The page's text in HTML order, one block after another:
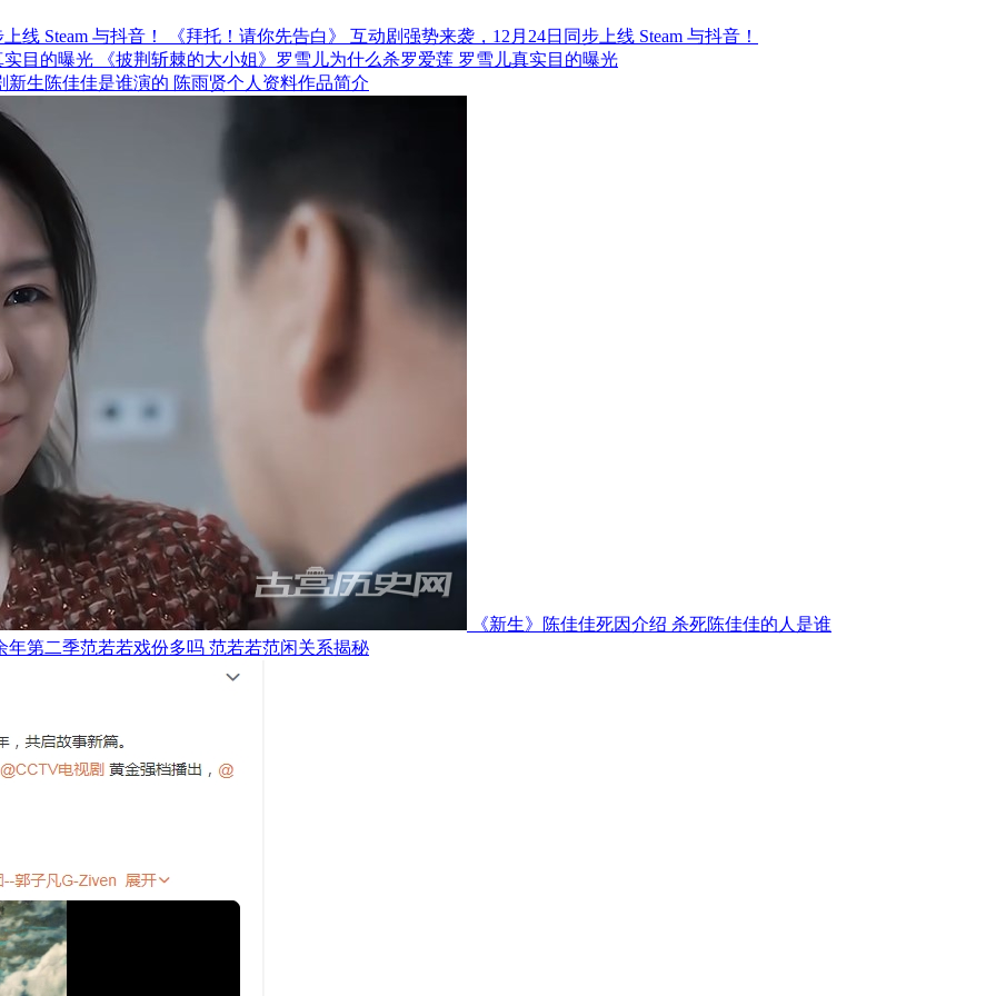
《拜托！请你先告白》 互动剧强势来袭，12月24日同步上线 Steam 与抖音！
《披荆斩棘的大小姐》罗雪儿为什么杀罗爱莲 罗雪儿真实目的曝光
新生陈佳佳是谁演的 陈雨贤个人资料作品简介
《新生》陈佳佳死因介绍 杀死陈佳佳的人是谁
年第二季范若若戏份多吗 范若若范闲关系揭秘